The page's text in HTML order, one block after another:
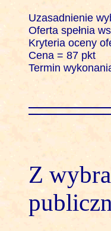
Uzasadnienie
Oferta spełnia
Kryteria oceny
Cena = 87 pkt
Termin
Z